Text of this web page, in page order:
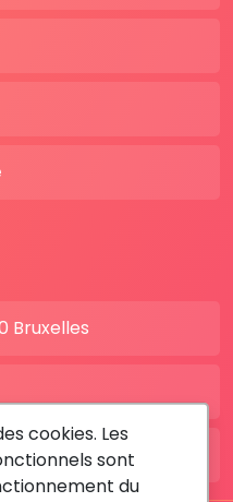
Bruxelles
cookies. Les
sont
du